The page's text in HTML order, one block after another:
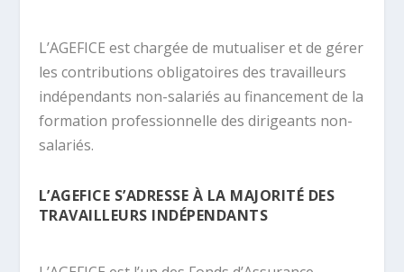
L’AGEFICE est chargée de mutualiser et de gérer
les contributions obligatoires des travailleurs
indépendants non-salariés au financement de la
formation professionnelle des dirigeants non-
salariés.
L’AGEFICE S’ADRESSE À LA MAJORITÉ DES
TRAVAILLEURS INDÉPENDANTS